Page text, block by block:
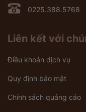
0225.388.5768
Liên kết với
Điều khoản dịch vụ
Quy định bảo mật
Chính sách quảng cáo